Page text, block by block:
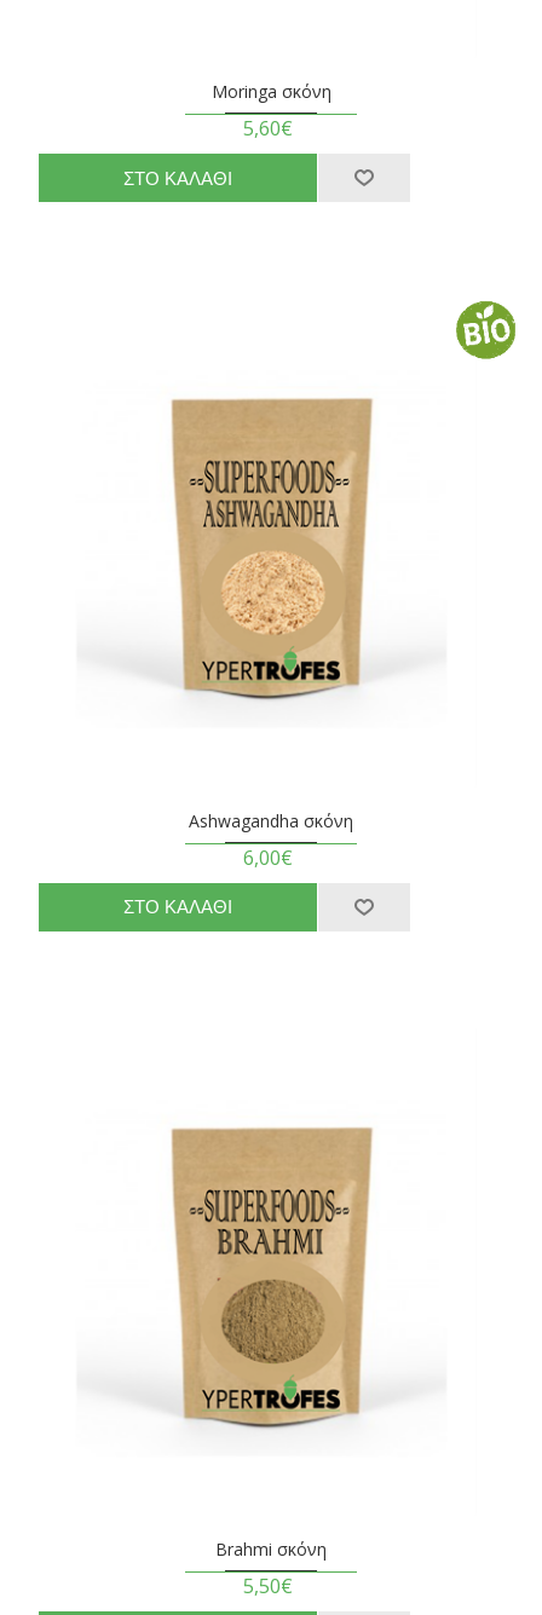
Moringa σκόνη
5,60€
Ashwagandha σκόνη
6,00€
Brahmi σκόνη
5,50€